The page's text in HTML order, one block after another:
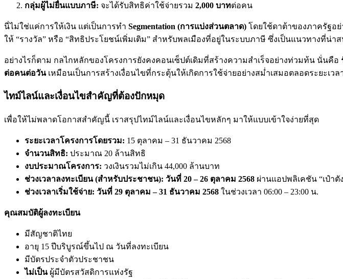
กลุ่มผู้ไม่ยื่นแบบภาษี: จะได้รับสิทธิค่าใช้จ่ายรวม 2,000 บาทต่อคน
นี่ไม่ใช่แค่การให้เงิน แต่เป็นการทำ Segmentation (การแบ่งส่วนตลาด) โดยใช้ดาต้าของภาครัฐอ
ให้ “รางวัล” หรือ “สิทธิประโยชน์เพิ่มเติม” สำหรับพลเมืองที่อยู่ในระบบภาษี ซึ่งเป็นแนวทางที่น่
อย่างไรก็ตาม กลไกหลักของโครงการยังคงคอนเซ็ปต์เดิมที่สร้างความสำเร็จอย่างท่วมท้น นั่นคือ
ต่อคนต่อวันเหมือนเป็นการสร้างเงื่อนไขที่กระตุ้นให้เกิดการใช้จ่ายอย่างสม่ำเสมอตลอดระยะเว
ไทม์ไลน์และเงื่อนไขสำคัญที่ต้องปักหมุด
เพื่อให้ไม่พลาดโอกาสสำคัญนี้ เราสรุปไทม์ไลน์และเงื่อนไขหลักๆ มาให้แบบเข้าใจง่ายที่สุด
ระยะเวลาโครงการโดยรวม: 15 ตุลาคม – 31 ธันวาคม 2568
จำนวนสิทธิ: ประมาณ 20 ล้านสิทธิ
งบประมาณโครงการ: วงเงินรวมไม่เกิน 44,000 ล้านบาท
ช่วงเวลาลงทะเบียน (สำหรับประชาชน): วันที่ 20 – 26 ตุลาคม 2568 ผ่านแอปพลิเคชัน “เป๋าตั
ช่วงเวลาเริ่มใช้จ่าย: วันที่ 29 ตุลาคม – 31 ธันวาคม 2568 ในช่วงเวลา 06:00 – 23:00 น.
คุณสมบัติผู้ลงทะเบียน
มีสัญชาติไทย
อายุ 15 ปีบริบูรณ์ขึ้นไป ณ วันที่ลงทะเบียน
มีบัตรประจำตัวประชาชน
ไม่เป็นผู้มีบัตรสวัสดิการแห่งรัฐ